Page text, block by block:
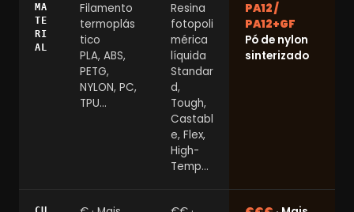
MA
TE
RI
AL
Filamento
termoplás
tico
PLA, ABS,
PETG,
NYLON, PC,
TPU…
Resina
fotopoli
mérica
líquida
Standar
d,
Tough,
Castabl
e, Flex,
High-
Temp…
PA12 /
PA12+GF
Pó de nylon
sinterizado